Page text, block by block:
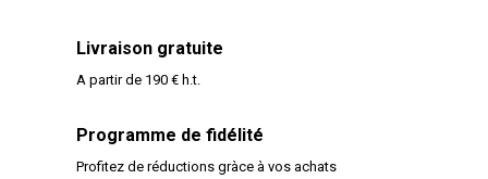
Livraison gratuite
A partir de 190 € h.t.
Programme de fidélité
Profitez de réductions gràce à vos achats